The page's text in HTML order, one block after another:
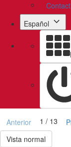
Contact
Español
Anterior 1 / 13
Vista normal